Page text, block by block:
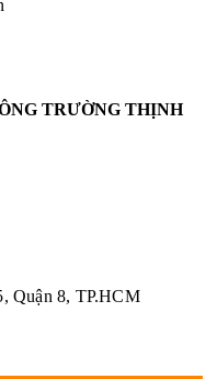
TRƯỜNG THỊNH
Quận 8, TP.HCM